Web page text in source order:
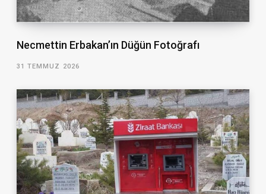
Necmettin Erbakan’ın Düğün Fotoğrafı
31 TEMMUZ 2026